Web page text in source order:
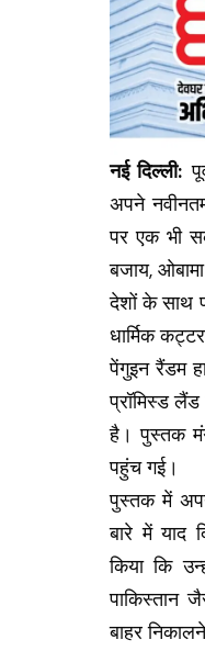
नई दिल्ली:
अपने
पर एक भी
बजाय,
देशों के साथ
धार्मिक
पेंगुइन रैंडम
प्रॉमिस्ड लैंड
है। पुस्तक
पहुंच गई।
पुस्तक में
बारे में याद
किया कि
पाकिस्तान
बाहर